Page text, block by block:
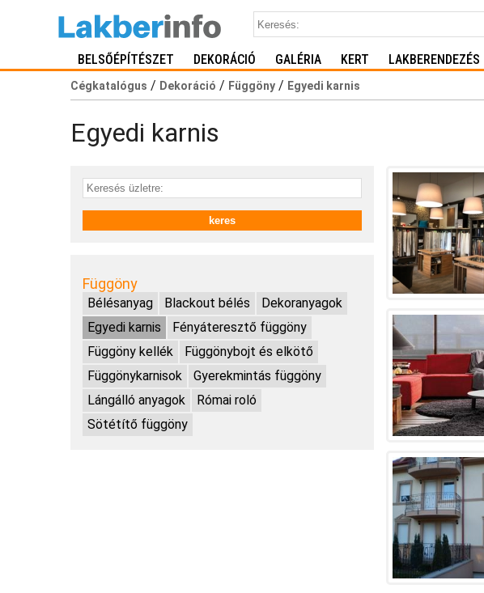
BELSŐÉPÍTÉSZET DEKORÁCIÓ GALÉRIA KERT LAKBERENDEZÉS
Cégkatalógus / Dekoráció / Függöny / Egyedi karnis
Egyedi karnis
Függöny
Bélésanyag Blackout bélés
Dekoranyagok
Egyedi karnis
Fényáteresztő függöny
Függöny kellék
Függönybojt és elkötő
Függönykarnisok
Gyerekmintás függöny
Lángálló anyagok
Római roló
Sötétítő függöny